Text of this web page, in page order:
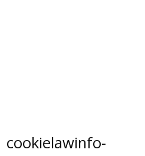
cookielawinfo-